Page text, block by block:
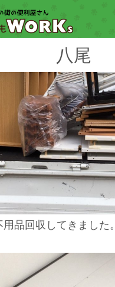
八尾
品回収してきました。